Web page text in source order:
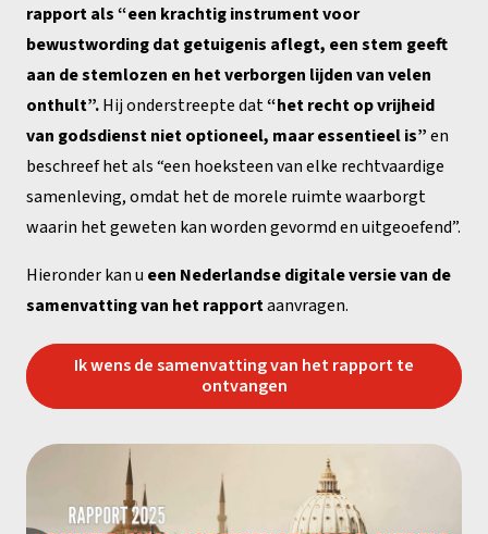
rapport als “een krachtig instrument voor
bewustwording dat getuigenis aflegt, een stem geeft
aan de stemlozen en het verborgen lijden van velen
onthult”.Hij onderstreepte dat“het recht op vrijheid
van godsdienst niet optioneel, maar essentieel is”en
beschreef het als “een hoeksteen van elke rechtvaardige
samenleving, omdat het de morele ruimte waarborgt
waarin het geweten kan worden gevormd en uitgeoefend”.
Hieronder kan u een Nederlandsedigitale versie van de
samenvatting van het rapportaanvragen.
Ik wens de samenvatting van het rapport te
ontvangen